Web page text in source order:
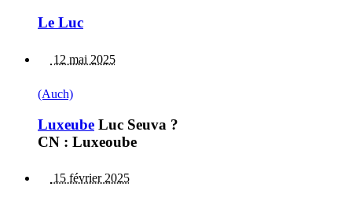
Le Luc
12 mai 2025
(Auch)
Luxeube Luc Seuva ?
CN : Luxeoube
15 février 2025